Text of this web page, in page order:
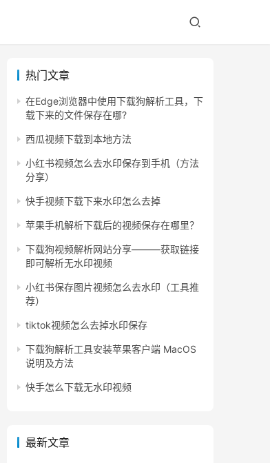
热门文章
在Edge浏览器中使用下载狗解析工具，下
载下来的文件保存在哪?
西瓜视频下载到本地方法
小红书视频怎么去水印保存到手机（方法
分享）
快手视频下载下来水印怎么去掉
苹果手机解析下载后的视频保存在哪里？
下载狗视频解析网站分享———获取链接
即可解析无水印视频
小红书保存图片视频怎么去水印（工具推
荐）
tiktok视频怎么去掉水印保存
下载狗解析工具安装苹果客户端 MacOS
说明及方法
快手怎么下载无水印视频
最新文章